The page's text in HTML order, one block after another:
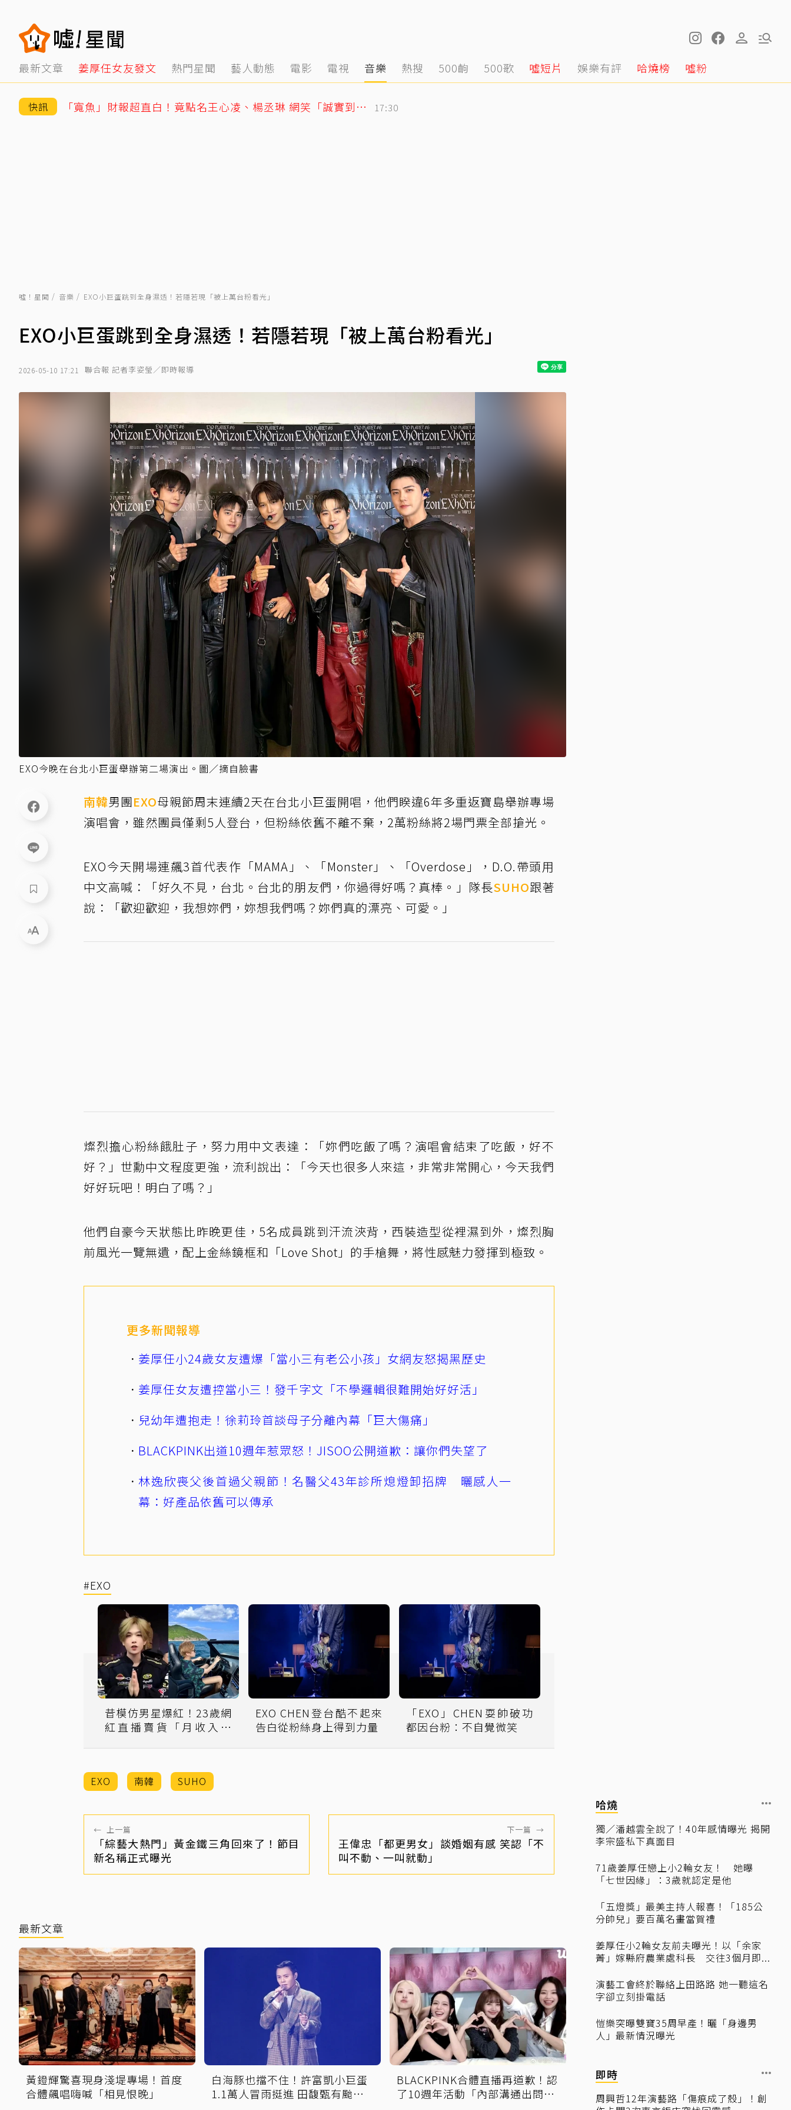
最新文章 姜厚任女友發文 熱門星聞 藝人動態 電影 電視 音樂 熱搜 500齣 500歌 噓短片 娛樂有評 哈燒榜 噓粉
快訊 「寬魚」財報超直白！竟點名王心凌、楊丞琳 網笑「誠實到不行」 17:30
噓！星聞 音樂 EXO小巨蛋跳到全身濕透！若隱若現「被上萬台粉看光」
EXO小巨蛋跳到全身濕透！若隱若現「被上萬台粉看光」
2026-05-10 17:21 聯合報 記者李姿瑩／即時報導
EXO今晚在台北小巨蛋舉辦第二場演出。圖／摘自臉書
南韓男團EXO母親節周末連續2天在台北小巨蛋開唱，他們睽違6年多重返寶島舉辦專場
演唱會，雖然團員僅剩5人登台，但粉絲依舊不離不棄，2萬粉絲將2場門票全部搶光。
EXO今天開場連飆3首代表作「MAMA」、「Monster」、「Overdose」，D.O.帶頭用
中文高喊：「好久不見，台北。台北的朋友們，你過得好嗎？真棒。」隊長SUHO跟著
說：「歡迎歡迎，我想妳們，妳想我們嗎？妳們真的漂亮、可愛。」
燦烈擔心粉絲餓肚子，努力用中文表達：「妳們吃飯了嗎？演唱會結束了吃飯，好不
好？」世勳中文程度更強，流利說出：「今天也很多人來這，非常非常開心，今天我們
好好玩吧！明白了嗎？」
他們自豪今天狀態比昨晚更佳，5名成員跳到汗流浹背，西裝造型從裡濕到外，燦烈胸
前風光一覽無遺，配上金絲鏡框和「Love Shot」的手槍舞，將性感魅力發揮到極致。
更多新聞報導
姜厚任小24歲女友遭爆「當小三有老公小孩」女網友怒揭黑歷史
姜厚任女友遭控當小三！發千字文「不學邏輯很難開始好好活」
兒幼年遭抱走！徐莉玲首談母子分離內幕「巨大傷痛」
BLACKPINK出道10週年惹眾怒！JISOO公開道歉：讓你們失望了
林逸欣喪父後首過父親節！名醫父43年診所熄燈卸招牌 曬感人一
幕：好產品依舊可以傳承
#EXO
昔模仿男星爆紅！23歲網
紅直播賣貨「月收入破
EXO CHEN登台酷不起來
告白從粉絲身上得到力量
「EXO」CHEN耍帥破功
都因台粉：不自覺微笑
EXO 南韓 SUHO
← 上一篇
「綜藝大熱門」黃金鐵三角回來了！節目
新名稱正式曝光
下一篇 →
王偉忠「都更男女」談婚姻有感 笑認「不
叫不動、一叫就動」
最新文章
黃鐙輝驚喜現身淺堤專場！首度
合體飆唱嗨喊「相見恨晚」
白海豚也擋不住！許富凱小巨蛋
1.1萬人冒雨挺進 田馥甄有颱風
BLACKPINK合體直播再道歉！認
了10週年活動「內部溝通出問
哈燒
獨／潘越雲全說了！40年感情曝光 揭開
李宗盛私下真面目
71歲姜厚任戀上小2輪女友！ 她曝
「七世因緣」：3歲就認定是他
「五燈獎」最美主持人報喜！「185公
分帥兒」要百萬名畫當賀禮
姜厚任小2輪女友前夫曝光！以「余家
菁」嫁縣府農業處科長 交往3個月即...
演藝工會終於聯絡上田路路 她一聽這名
字卻立刻掛電話
愷樂突曝雙寶35周早產！曬「身邊男
人」最新情況曝光
即時
周興哲12年演藝路「傷痕成了殼」！創